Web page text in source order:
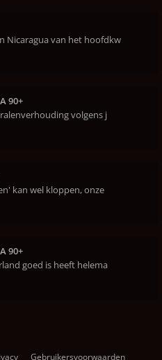
Nicaragua van het hoofdkw
90+
volgens j
kan wel kloppen, onze
90+
goed is heeft helema
Gebruikersvoorwaarden